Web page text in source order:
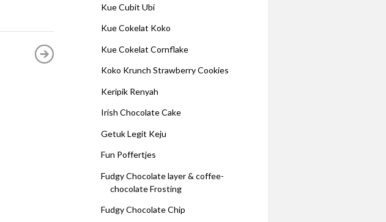
Kue Cubit Ubi
Kue Cokelat Koko
Kue Cokelat Cornflake
Koko Krunch Strawberry Cookies
Keripik Renyah
Irish Chocolate Cake
Getuk Legit Keju
Fun Poffertjes
Fudgy Chocolate layer & coffee-
chocolate Frosting
Fudgy Chocolate Chip